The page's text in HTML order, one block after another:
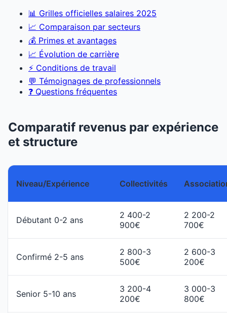
📊 Grilles officielles salaires 2025
📈 Comparaison par secteurs
💰 Primes et avantages
📈 Évolution de carrière
⚡ Conditions de travail
💬 Témoignages de professionnels
❓ Questions fréquentes
Comparatif revenus par expérience
et structure
Niveau/Expérience Collectivités
Débutant 0-2 ans
2 400-2
900€
2 200-2
700€
Confirmé 2-5 ans
2 800-3
500€
2 600-3
200€
Senior 5-10 ans
3 200-4
200€
3 000-3
800€